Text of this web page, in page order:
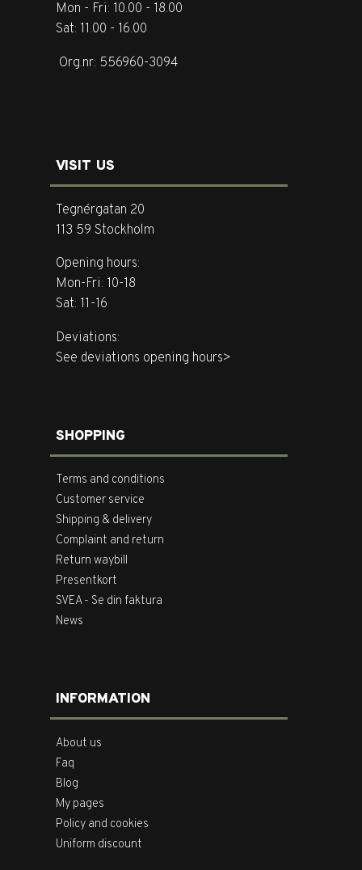
Mon - Fri: 10.00 - 18.00
Sat: 11.00 - 16.00
Org.nr: 556960-3094
VISIT US
Tegnérgatan 20
113 59 Stockholm
Opening hours:
Mon-Fri: 10-18
Sat: 11-16
Deviations:
See deviations opening hours>
SHOPPING
Terms and conditions
Customer service
Shipping & delivery
Complaint and return
Return waybill
Presentkort
SVEA - Se din faktura
News
INFORMATION
About us
Faq
Blog
My pages
Policy and cookies
Uniform discount